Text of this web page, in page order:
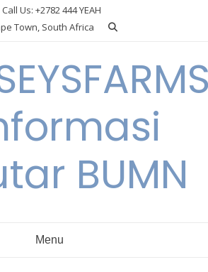
Call Us: +2782 444 YEAH
Town, South Africa
BUMN
Menu